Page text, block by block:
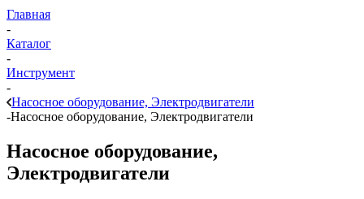
Главная
-
Каталог
-
Инструмент
-
Насосное оборудование, Электродвигатели
-Насосное оборудование, Электродвигатели
Насосное оборудование,
Электродвигатели